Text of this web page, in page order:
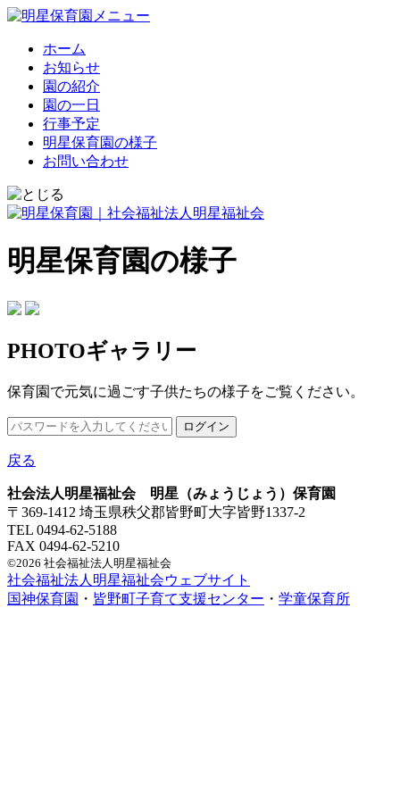
ホーム
お知らせ
園の紹介
園の一日
行事予定
明星保育園の様子
お問い合わせ
明星保育園の様子
PHOTOギャラリー
保育園で元気に過ごす子供たちの様子をご覧ください。
戻る
社会法人明星福祉会 明星（みょうじょう）保育園
〒369-1412 埼玉県秩父郡皆野町大字皆野1337-2
TEL 0494-62-5188
FAX 0494-62-5210
©2026 社会福祉法人明星福祉会
社会福祉法人明星福祉会ウェブサイト
国神保育園 ・ 皆野町子育て支援センター ・ 学童保育所